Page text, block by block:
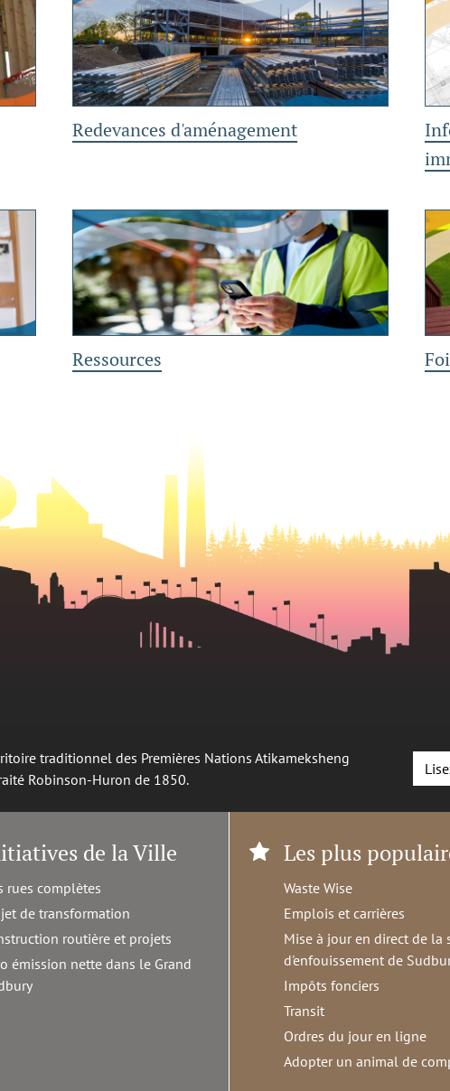
Redevances d'aménagement
Ressources
traditionnel des Premières Nations Atikameksheng
Robinson-Huron de 1850.
de la Ville
rues complètes
de transformation
routière et projets
émission nette dans le Grand
Les plus
Waste Wise
Emplois et carrières
Mise à jour en direct de la
d'enfouissement de
Impôts fonciers
Transit
Ordres du jour en ligne
Adopter un animal de